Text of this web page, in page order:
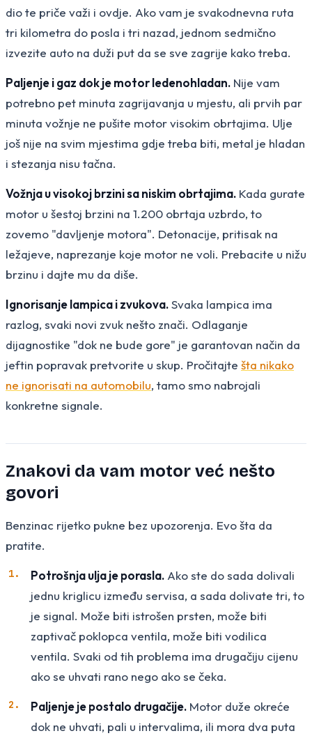
dio te priče važi i ovdje. Ako vam je svakodnevna ruta
tri kilometra do posla i tri nazad, jednom sedmično
izvezite auto na duži put da se sve zagrije kako treba.
Paljenje i gaz dok je motor ledenohladan. Nije vam
potrebno pet minuta zagrijavanja u mjestu, ali prvih par
minuta vožnje ne pušite motor visokim obrtajima. Ulje
još nije na svim mjestima gdje treba biti, metal je hladan
i stezanja nisu tačna.
Vožnja u visokoj brzini sa niskim obrtajima. Kada gurate
motor u šestoj brzini na 1.200 obrtaja uzbrdo, to
zovemo "davljenje motora". Detonacije, pritisak na
ležajeve, naprezanje koje motor ne voli. Prebacite u nižu
brzinu i dajte mu da diše.
Ignorisanje lampica i zvukova.Svaka lampica ima
razlog, svaki novi zvuk nešto znači. Odlaganje
dijagnostike "dok ne bude gore" je garantovan način da
jeftin popravak pretvorite u skup. Pročitajte šta nikako
ne ignorisati na automobilu, tamo smo nabrojali
konkretne signale.
Znakovi da vam motor već nešto
govori
Benzinac rijetko pukne bez upozorenja. Evo šta da
pratite.
Potrošnja ulja je porasla. Ako ste do sada dolivali
jednu kriglicu između servisa, a sada dolivate tri, to
je signal. Može biti istrošen prsten, može biti
zaptivač poklopca ventila, može biti vodilica
ventila. Svaki od tih problema ima drugačiju cijenu
ako se uhvati rano nego ako se čeka.
Paljenje je postalo drugačije. Motor duže okreće
dok ne uhvati, pali u intervalima, ili mora dva puta